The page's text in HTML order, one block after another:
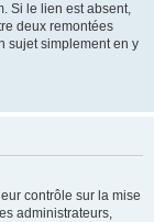
Si le lien est absent,
deux remontées
sujet simplement en y
contrôle sur la mise
administrateurs,